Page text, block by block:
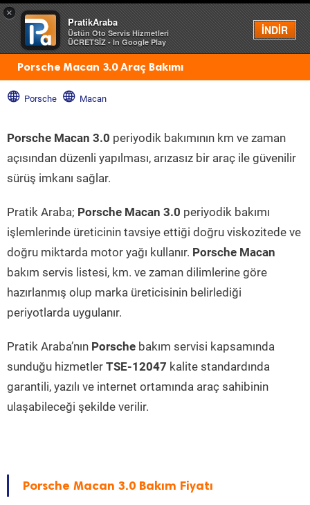
×
PratikAraba
Üstün Oto Servis Hizmetleri
ÜCRETSİZ - In Google Play
İNDİR
Menü
Porsche Macan 3.0 Araç Bakımı
Porsche Macan
Porsche Macan 3.0 periyodik bakımının km ve zaman
açısından düzenli yapılması, arızasız bir araç ile güvenilir
sürüş imkanı sağlar.
Pratik Araba; Porsche Macan 3.0 periyodik bakımı
işlemlerinde üreticinin tavsiye ettiği doğru viskozitede ve
doğru miktarda motor yağı kullanır. Porsche Macan
bakım servis listesi, km. ve zaman dilimlerine göre
hazırlanmış olup marka üreticisinin belirlediği
periyotlarda uygulanır.
Pratik Araba’nın Porsche bakım servisi kapsamında
sunduğu hizmetler TSE-12047 kalite standardında
garantili, yazılı ve internet ortamında araç sahibinin
ulaşabileceği şekilde verilir.
Porsche Macan 3.0 Bakım Fiyatı